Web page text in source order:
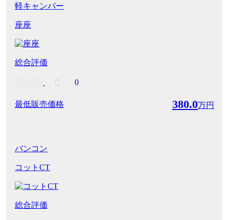
軽キャンパー
座座
総合評価
0
最低販売価格 380.0万円
バンコン
コットCT
総合評価